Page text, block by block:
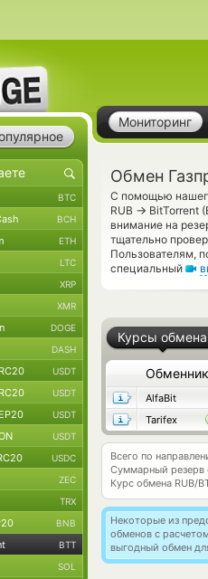
Мониторинг
Обмен
С помощью
RUB → BitTorrent
внимание на
тщательно
Пользователям,
специальный
Курсы обмена
Обменник
AlfaBit
Tarifex
Всего по
Суммарный резерв
Курс обмена RUB/
Некоторые из
обменов с
выгодный обмен
BTC
BCH
ETH
LTC
XRP
XMR
DOGE
DASH
USDT
USDT
USDT
USDT
USDC
ZEC
TRX
BNB
BTT
SOL